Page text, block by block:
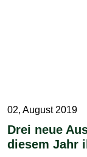
02, August 2019
Drei neue
diesem Jahr